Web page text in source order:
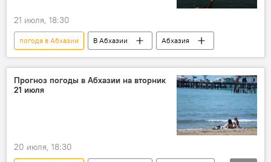
21 июля, 18:30
погода в Абхазии В Абхазии Абхазия
Прогноз погоды в Абхазии на вторник
21 июля
20 июля, 18:30